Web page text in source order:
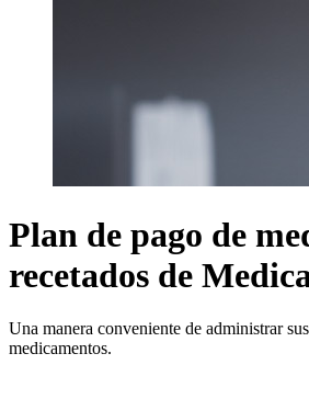
Plan de pago de
recetados de
Una manera conveniente de administrar
medicamentos.